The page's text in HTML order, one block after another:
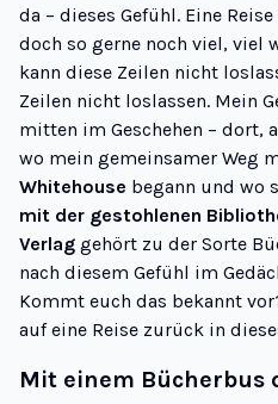
da – dieses Gefühl. Eine
doch so gerne noch viel, viel
kann diese Zeilen nicht
Zeilen nicht loslassen. Mein
mitten im Geschehen – dort,
wo mein gemeinsamer Weg
Whitehouse begann und wo
mit der gestohlenen
Verlag gehört zu der Sorte
nach diesem Gefühl im
Kommt euch das bekannt
auf eine Reise zurück in
Mit einem Bücherbus